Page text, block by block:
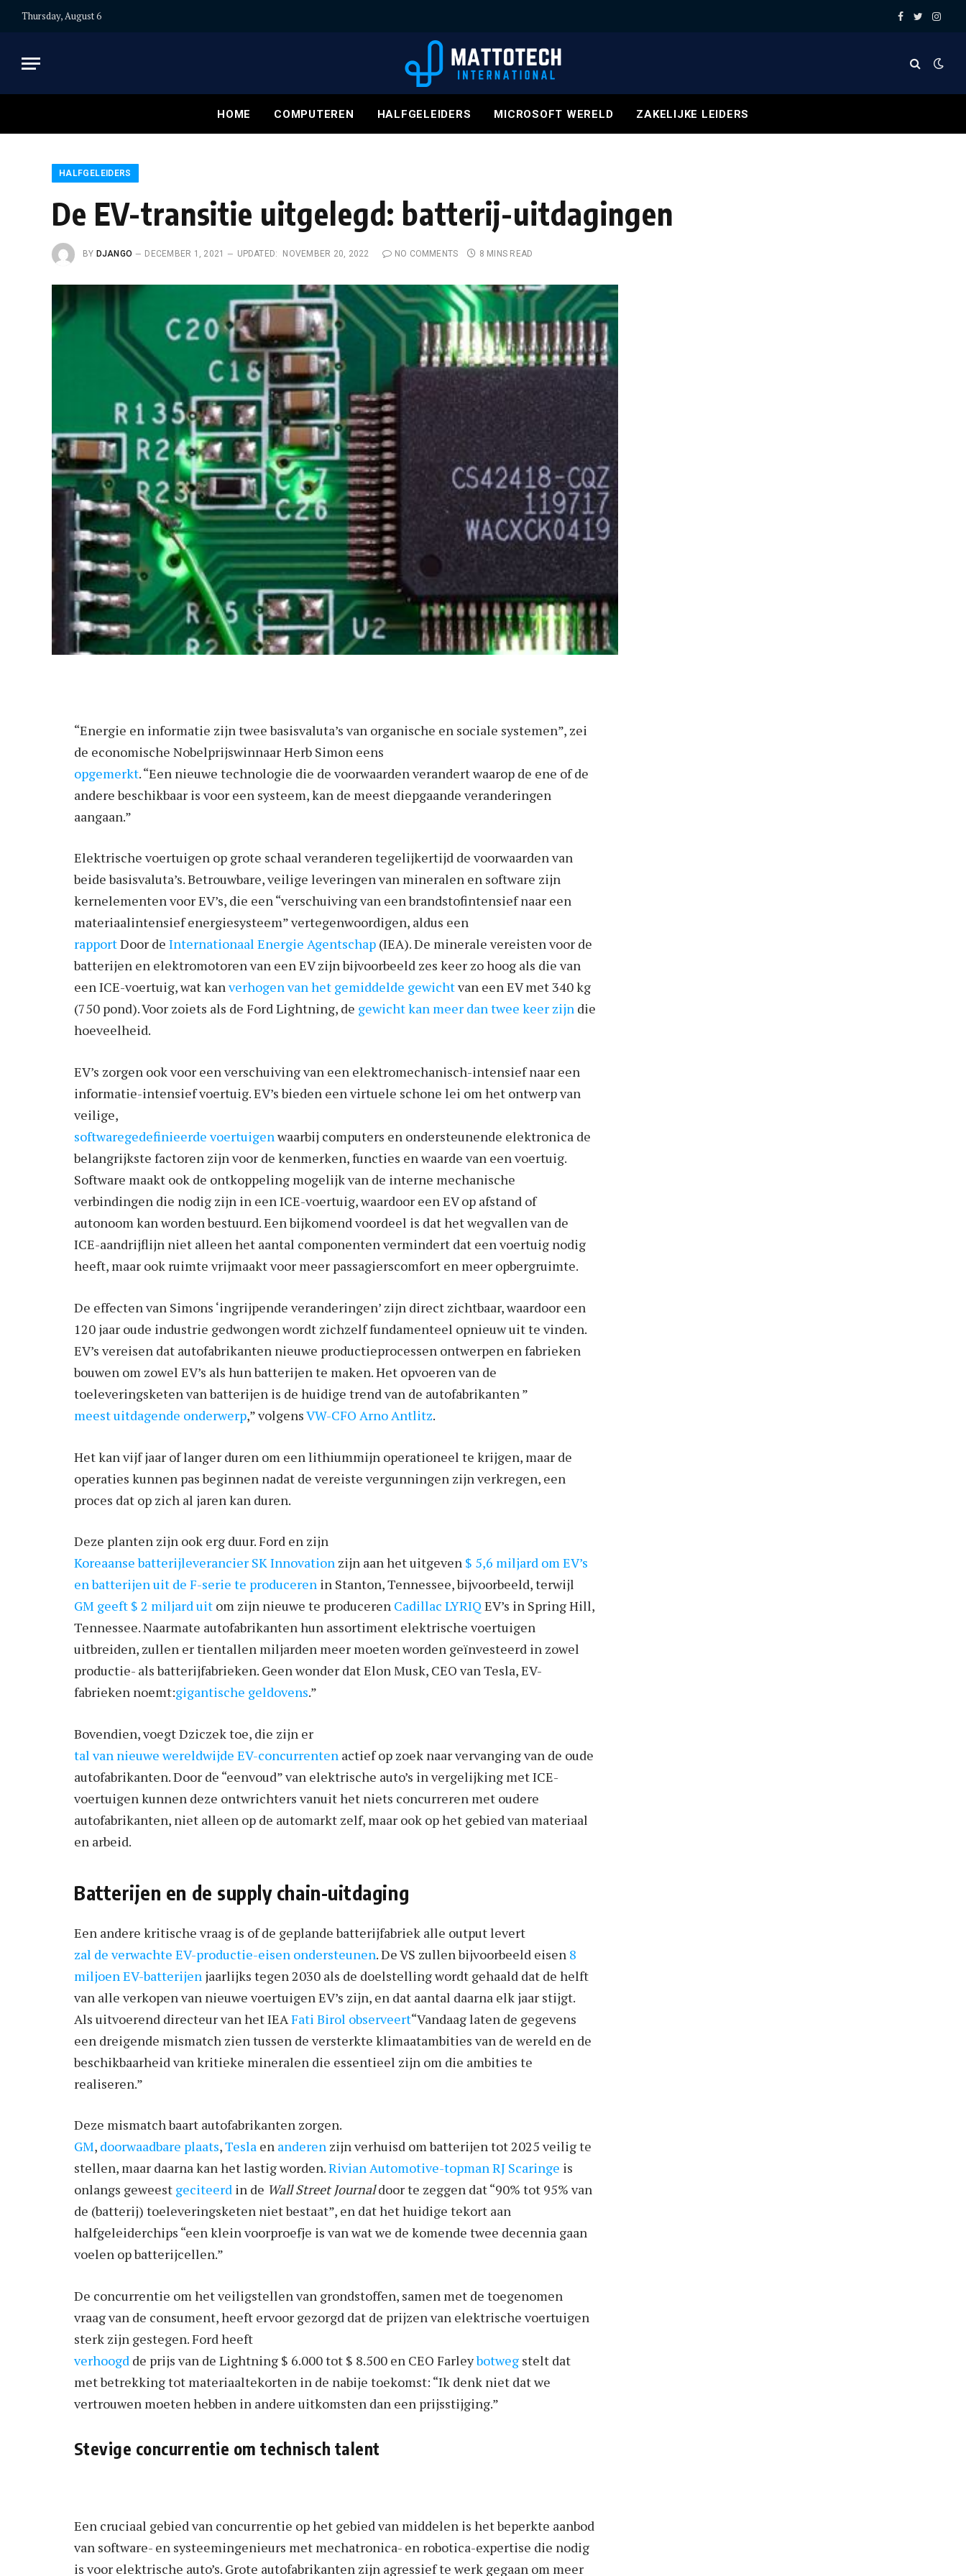
Thursday, August 6 Facebook
Twitter
HOME COMPUTEREN HALFGELEIDERS MICROSOFT WERELD ZAKELIJKE LEIDERS
HALFGELEIDERS
De EV-transitie uitgelegd: batterij-uitdagingen
BY DJANGO DECEMBER 1, 2021 UPDATED: NOVEMBER 20, 2022 NO COMMENTS 8 MINS READ
“Energie en informatie zijn twee basisvaluta’s van organische en sociale systemen”, zei
de economische Nobelprijswinnaar Herb Simon eens
opgemerkt. “Een nieuwe technologie die de voorwaarden verandert waarop de ene of de
andere beschikbaar is voor een systeem, kan de meest diepgaande veranderingen
aangaan.”
Elektrische voertuigen op grote schaal veranderen tegelijkertijd de voorwaarden van
beide basisvaluta’s. Betrouwbare, veilige leveringen van mineralen en software zijn
kernelementen voor EV’s, die een “verschuiving van een brandstofintensief naar een
materiaalintensief energiesysteem” vertegenwoordigen, aldus een
rapportDoor de Internationaal Energie Agentschap (IEA). De minerale vereisten voor de
batterijen en elektromotoren van een EV zijn bijvoorbeeld zes keer zo hoog als die van
een ICE-voertuig, wat kanverhogen van het gemiddelde gewichtvan een EV met 340 kg
(750 pond). Voor zoiets als de Ford Lightning, de gewicht kan meer dan twee keer zijn die
hoeveelheid.
EV’s zorgen ook voor een verschuiving van een elektromechanisch-intensief naar een
informatie-intensief voertuig. EV’s bieden een virtuele schone lei om het ontwerp van
veilige,
softwaregedefinieerde voertuigenwaarbij computers en ondersteunende elektronica de
belangrijkste factoren zijn voor de kenmerken, functies en waarde van een voertuig.
Software maakt ook de ontkoppeling mogelijk van de interne mechanische
verbindingen die nodig zijn in een ICE-voertuig, waardoor een EV op afstand of
autonoom kan worden bestuurd. Een bijkomend voordeel is dat het wegvallen van de
ICE-aandrijflijn niet alleen het aantal componenten vermindert dat een voertuig nodig
heeft, maar ook ruimte vrijmaakt voor meer passagierscomfort en meer opbergruimte.
De effecten van Simons ‘ingrijpende veranderingen’ zijn direct zichtbaar, waardoor een
120 jaar oude industrie gedwongen wordt zichzelf fundamenteel opnieuw uit te vinden.
EV’s vereisen dat autofabrikanten nieuwe productieprocessen ontwerpen en fabrieken
bouwen om zowel EV’s als hun batterijen te maken. Het opvoeren van de
toeleveringsketen van batterijen is de huidige trend van de autofabrikanten ”
meest uitdagende onderwerp,” volgensVW-CFO Arno Antlitz.
Het kan vijf jaar of langer duren om een ​​lithiummijn operationeel te krijgen, maar de
operaties kunnen pas beginnen nadat de vereiste vergunningen zijn verkregen, een
proces dat op zich al jaren kan duren.
Deze planten zijn ook erg duur. Ford en zijn
Koreaanse batterijleverancier SK Innovation zijn aan het uitgeven $ 5,6 miljard om EV’s
en batterijen uit de F-serie te produceren in Stanton, Tennessee, bijvoorbeeld, terwijl
GM geeft $ 2 miljard uit om zijn nieuwe te produceren Cadillac LYRIQ EV’s in Spring Hill,
Tennessee. Naarmate autofabrikanten hun assortiment elektrische voertuigen
uitbreiden, zullen er tientallen miljarden meer moeten worden geïnvesteerd in zowel
productie- als batterijfabrieken. Geen wonder dat Elon Musk, CEO van Tesla, EV-
fabrieken noemt:gigantische geldovens.”
Bovendien, voegt Dziczek toe, die zijn er
tal van nieuwe wereldwijde EV-concurrenten actief op zoek naar vervanging van de oude
autofabrikanten. Door de “eenvoud” van elektrische auto’s in vergelijking met ICE-
voertuigen kunnen deze ontwrichters vanuit het niets concurreren met oudere
autofabrikanten, niet alleen op de automarkt zelf, maar ook op het gebied van materiaal
en arbeid.
Batterijen en de supply chain-uitdaging
Een andere kritische vraag is of de geplande batterijfabriek alle output levert
zal de verwachte EV-productie-eisen ondersteunen. De VS zullen bijvoorbeeld eisen 8
miljoen EV-batterijen jaarlijks tegen 2030 als de doelstelling wordt gehaald dat de helft
van alle verkopen van nieuwe voertuigen EV’s zijn, en dat aantal daarna elk jaar stijgt.
Als uitvoerend directeur van het IEA Fati Birol observeert“Vandaag laten de gegevens
een dreigende mismatch zien tussen de versterkte klimaatambities van de wereld en de
beschikbaarheid van kritieke mineralen die essentieel zijn om die ambities te
realiseren.”
Deze mismatch baart autofabrikanten zorgen.
GM, doorwaadbare plaats,Tesla en anderen zijn verhuisd om batterijen tot 2025 veilig te
stellen, maar daarna kan het lastig worden.Rivian Automotive-topman RJ Scaringe is
onlangs geweest geciteerd in de Wall Street Journaldoor te zeggen dat “90% tot 95% van
de (batterij) toeleveringsketen niet bestaat”, en dat het huidige tekort aan
halfgeleiderchips “een klein voorproefje is van wat we de komende twee decennia gaan
voelen op batterijcellen.”
De concurrentie om het veiligstellen van grondstoffen, samen met de toegenomen
vraag van de consument, heeft ervoor gezorgd dat de prijzen van elektrische voertuigen
sterk zijn gestegen. Ford heeft
verhoogd de prijs van de Lightning $ 6.000 tot $ 8.500 en CEO Farleybotweg stelt dat
met betrekking tot materiaaltekorten in de nabije toekomst: “Ik denk niet dat we
vertrouwen moeten hebben in andere uitkomsten dan een prijsstijging.”
Stevige concurrentie om technisch talent
Een cruciaal gebied van concurrentie op het gebied van middelen is het beperkte aanbod
van software- en systeemingenieurs met mechatronica- en robotica-expertise die nodig
is voor elektrische auto’s. Grote autofabrikanten zijn agressief te werk gegaan om meer